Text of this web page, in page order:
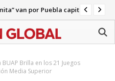
van por Puebla capital
BUAP Brilla en los 21 Juegos
Media Superior